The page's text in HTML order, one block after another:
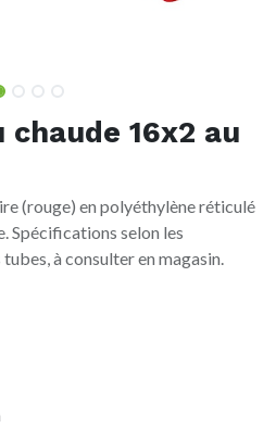
chaude 16x2 au
(rouge) en polyéthylène réticulé
Spécifications selon les
à consulter en magasin.